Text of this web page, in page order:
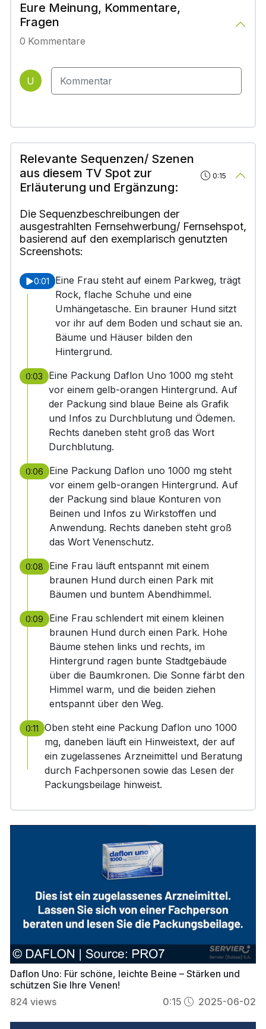
Eure Meinung, Kommentare,
Fragen
0 Kommentare
U
Relevante Sequenzen/ Szenen
aus diesem TV Spot zur
Erläuterung und Ergänzung:
0:15
Die Sequenzbeschreibungen der
ausgestrahlten Fernsehwerbung/ Fernsehspot,
basierend auf den exemplarisch genutzten
Screenshots:
0:01
Eine Frau steht auf einem Parkweg, trägt
Rock, flache Schuhe und eine
Umhängetasche. Ein brauner Hund sitzt
vor ihr auf dem Boden und schaut sie an.
Bäume und Häuser bilden den
Hintergrund.
0:03
Eine Packung Daflon Uno 1000 mg steht
vor einem gelb-orangen Hintergrund. Auf
der Packung sind blaue Beine als Grafik
und Infos zu Durchblutung und Ödemen.
Rechts daneben steht groß das Wort
Durchblutung.
0:06
Eine Packung Daflon uno 1000 mg steht
vor einem gelb-orangen Hintergrund. Auf
der Packung sind blaue Konturen von
Beinen und Infos zu Wirkstoffen und
Anwendung. Rechts daneben steht groß
das Wort Venenschutz.
0:08
Eine Frau läuft entspannt mit einem
braunen Hund durch einen Park mit
Bäumen und buntem Abendhimmel.
0:09
Eine Frau schlendert mit einem kleinen
braunen Hund durch einen Park. Hohe
Bäume stehen links und rechts, im
Hintergrund ragen bunte Stadtgebäude
über die Baumkronen. Die Sonne färbt den
Himmel warm, und die beiden ziehen
entspannt über den Weg.
0:11
Oben steht eine Packung Daflon uno 1000
mg, daneben läuft ein Hinweistext, der auf
ein zugelassenes Arzneimittel und Beratung
durch Fachpersonen sowie das Lesen der
Packungsbeilage hinweist.
Daflon Uno: Für schöne, leichte Beine – Stärken und
schützen Sie Ihre Venen!
824 views 0:15 2025-06-02